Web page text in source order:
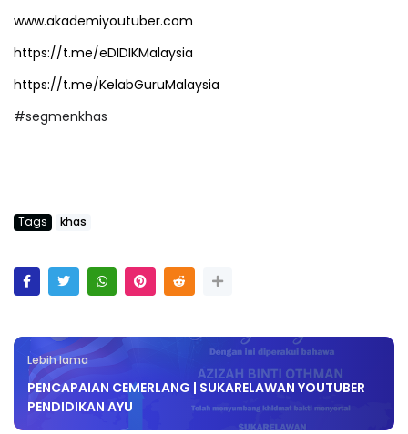
www.akademiyoutuber.com
https://t.me/eDIDIKMalaysia
https://t.me/KelabGuruMalaysia
#segmenkhas
Tags khas
Lebih lama
PENCAPAIAN CEMERLANG | SUKARELAWAN YOUTUBER
PENDIDIKAN AYU